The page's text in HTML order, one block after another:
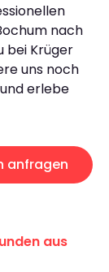
nach
bei Krüger
uns noch
erlebe
anfragen
aus